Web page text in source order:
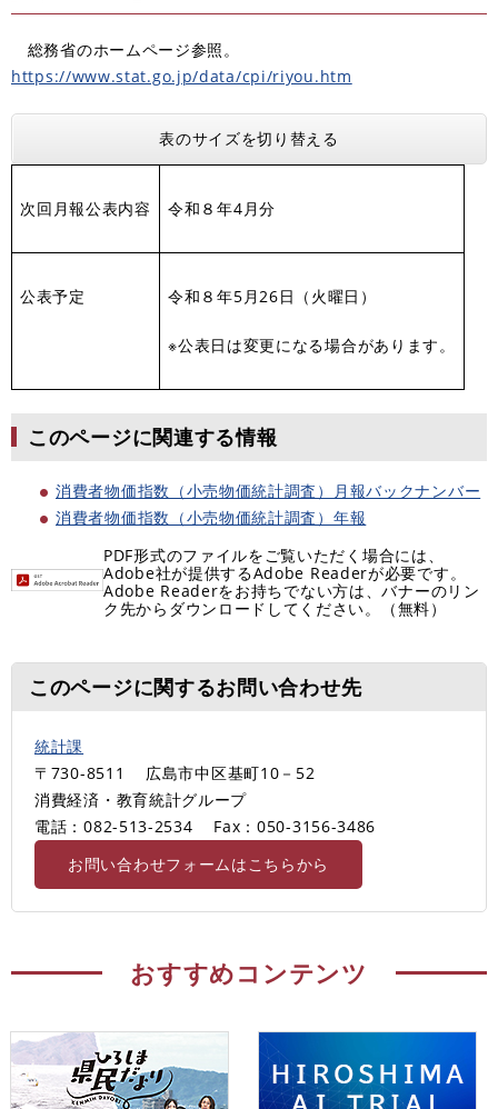
総務省のホームページ参照。
https://www.stat.go.jp/data/cpi/riyou.htm
表のサイズを切り替える
次回月報公表内容 令和８年4月分
公表予定 令和８年5月26日（火曜日）
※公表日は変更になる場合があります。
このページに関連する情報
消費者物価指数（小売物価統計調査）月報バックナンバー
消費者物価指数（小売物価統計調査）年報
PDF形式のファイルをご覧いただく場合には、
Adobe社が提供するAdobe Readerが必要です。
Adobe Readerをお持ちでない方は、バナーのリン
ク先からダウンロードしてください。（無料）
このページに関するお問い合わせ先
統計課
〒730-8511
広島市中区基町10－52
消費経済・教育統計グループ
電話：082-513-2534
Fax：050-3156-3486
お問い合わせフォームはこちらから
おすすめコンテンツ